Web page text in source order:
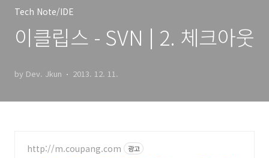
Tech Note/IDE
이클립스 - SVN | 2. 체크아웃
by Dev. Jkun 2013. 12. 11.
http://m.coupang.com 광고